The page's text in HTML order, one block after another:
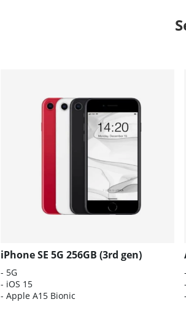
iPhone SE 5G 256GB (3rd gen)
- 5G
- iOS 15
- Apple A15 Bionic